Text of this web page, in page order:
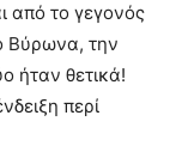
από το γεγονός
Βύρωνα, την
ήταν θετικά!
περί